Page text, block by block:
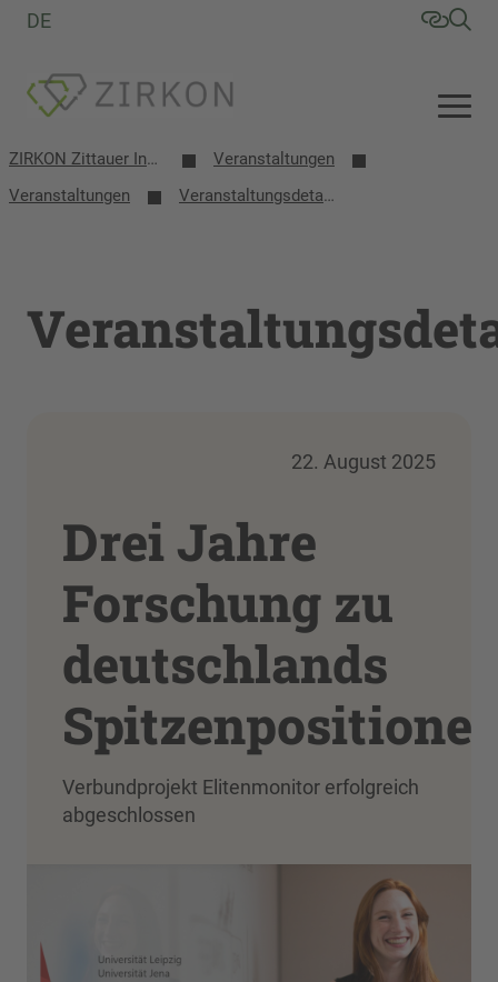
DE
ZIRKON Zittauer Institut für Verfahrensentwicklung, Kreislaufwirtschaft, Oberflächentechnik, Naturstoffforschung
Veranstaltungen
Veranstaltungen
Veranstaltungsdetails
22. August 2025
Drei Jahre
Forschung zu
deutschlands
Verbundprojekt Elitenmonitor erfolgreich
abgeschlossen